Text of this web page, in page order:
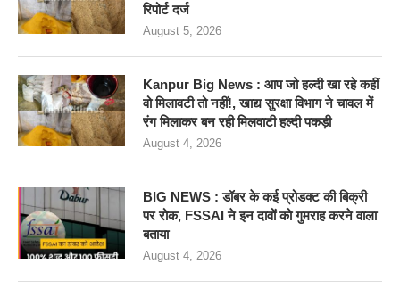
रिपोर्ट दर्ज
August 5, 2026
Kanpur Big News : आप जो हल्दी खा रहे कहीं
वो मिलावटी तो नहीं!, खाद्य सुरक्षा विभाग ने चावल में
रंग मिलाकर बन रही मिलवाटी हल्दी पकड़ी
August 4, 2026
BIG NEWS : डॉबर के कई प्रोडक्ट की बिक्री
पर रोक, FSSAI ने इन दावों को गुमराह करने वाला
बताया
August 4, 2026